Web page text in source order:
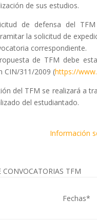
de sus estudios.
de defensa del
la solicitud de
correspondiente.
de TFM debe
CIN/311/2009 (https://
del TFM se realizará a
del estudiantado.
Información
TFM
Fechas*